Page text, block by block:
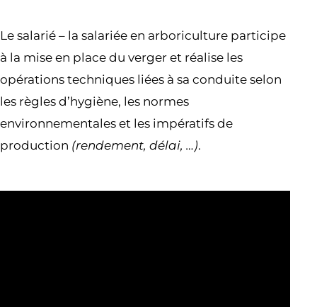
Le salarié – la salariée en arboriculture participe
à la mise en place du verger et réalise les
opérations techniques liées à sa conduite selon
les règles d’hygiène, les normes
environnementales et les impératifs de
production (rendement, délai, …).